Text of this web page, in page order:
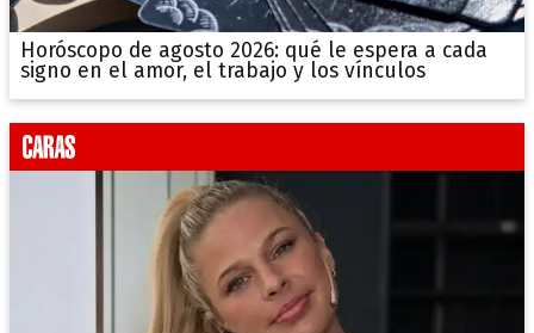
Horóscopo de agosto 2026: qué le espera a cada
signo en el amor, el trabajo y los vínculos